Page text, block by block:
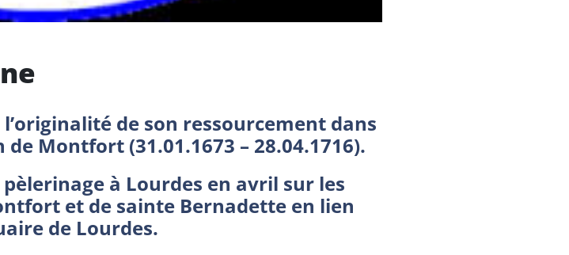
de son ressourcement dans
Montfort (31.01.1673 – 28.04.1716).
à Lourdes en avril sur les
et de sainte Bernadette en lien
de Lourdes.